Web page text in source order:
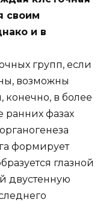
своим
и в
групп, если
возможны
в более
ранних фазах
формирует
глазной
двустенную